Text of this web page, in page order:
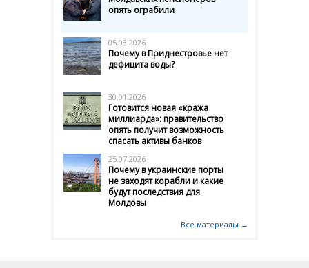
опять ограбили
05.08.2026
Почему в Приднестровье нет
дефицита воды?
30.01.2026
Готовится новая «кража
миллиарда»: правительство
опять получит возможность
спасать активы банков
25.07.2026
Почему в украинские порты
не заходят корабли и какие
будут последствия для
Молдовы
Все материалы →